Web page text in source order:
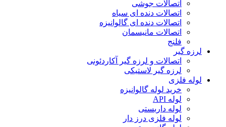
اتصالات جوشی
اتصالات دنده ای سیاه
اتصالات دنده ای گالوانیزه
اتصالات مانیسمان
فلنج
لرزه گیر
اتصالات و لرزه گیر آکاردئونی
لرزه گیر لاستیکی
لوله فلزی
خرید لوله گالوانیزه
لوله API
لوله داربستی
لوله فلزی درز دار